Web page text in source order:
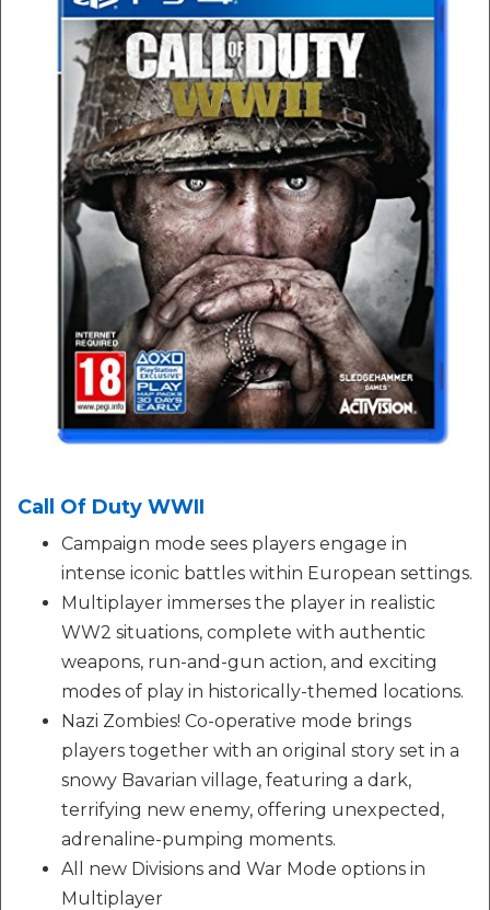
Call Of Duty WWII
Campaign mode sees players engage in
intense iconic battles within European settings.
Multiplayer immerses the player in realistic
WW2 situations, complete with authentic
weapons, run-and-gun action, and exciting
modes of play in historically-themed locations.
Nazi Zombies! Co-operative mode brings
players together with an original story set in a
snowy Bavarian village, featuring a dark,
terrifying new enemy, offering unexpected,
adrenaline-pumping moments.
All new Divisions and War Mode options in
Multiplayer